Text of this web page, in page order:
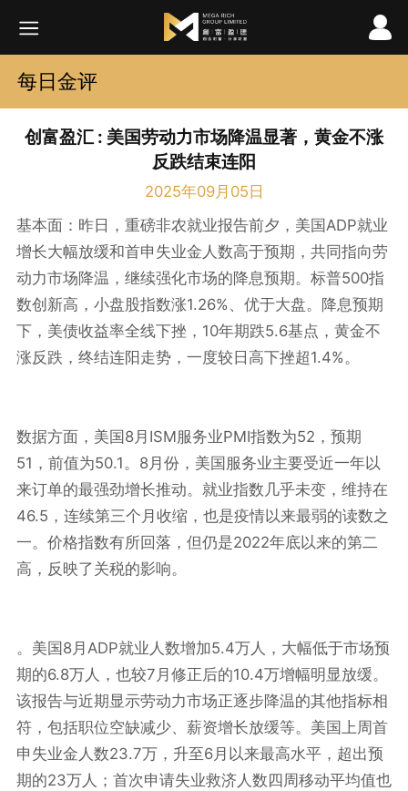
每日金评
创富盈汇 : 美国劳动力市场降温显著，黄金不涨
反跌结束连阳
2025年09月05日
基本面：昨日，重磅非农就业报告前夕，美国ADP就业
增长大幅放缓和首申失业金人数高于预期，共同指向劳
动力市场降温，继续强化市场的降息预期。标普500指
数创新高，小盘股指数涨1.26%、优于大盘。降息预期
下，美债收益率全线下挫， 10年期跌5.6基点，黄金不
涨反跌，终结连阳走势，一度较日高下挫超1.4%。
数据方面，美国 8月 ISM服务业PMI指数为52 ，预期
51 ，前值为50.1。 8月份，美国服务业主要受近一年以
来订单的最强劲增长推动。就业指数几乎未变，维持在
46.5 ，连续第三个月收缩，也是疫情以来最弱的读数之
一。价格指数有所回落，但仍是2022年底以来的第二
高，反映了关税的影响。
。美国 8月 ADP就业人数增加5.4万人，大幅低于市场预
期的6.8万人，也较7 月修正后的10.4万增幅明显放缓。
该报告与近期显示劳动力市场正逐步降温的其他指标相
符，包括职位空缺减少、薪资增长放缓等。美国上周首
申失业金人数23.7万，升至6月以来最高水平，超出预
期的23万人；首次申请失业救济人数四周移动平均值也